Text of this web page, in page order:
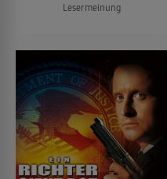
Lesermeinung